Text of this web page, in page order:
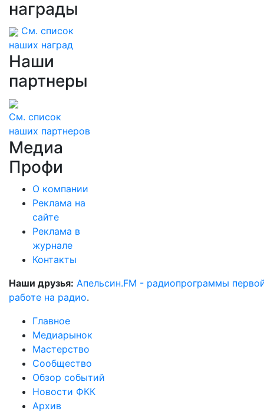
награды
См. список
наших наград
Наши
партнеры
См. список
наших партнеров
Медиа
Профи
О компании
Реклама на
сайте
Реклама в
журнале
Контакты
Наши друзья: Апельсин.FM - радиопрограммы
работе на радио.
Главное
Медиарынок
Мастерство
Сообщество
Обзор событий
Новости ФКК
Архив